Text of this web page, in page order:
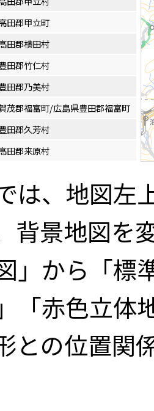
田郡甲立町
田郡横田村
田郡竹仁村
田郡乃美村
茂郡福富町/広島県豊田郡福富町
田郡久芳村
田郡来原村
は、地図左
背景地図を
」から「
「赤色立体
との位置関